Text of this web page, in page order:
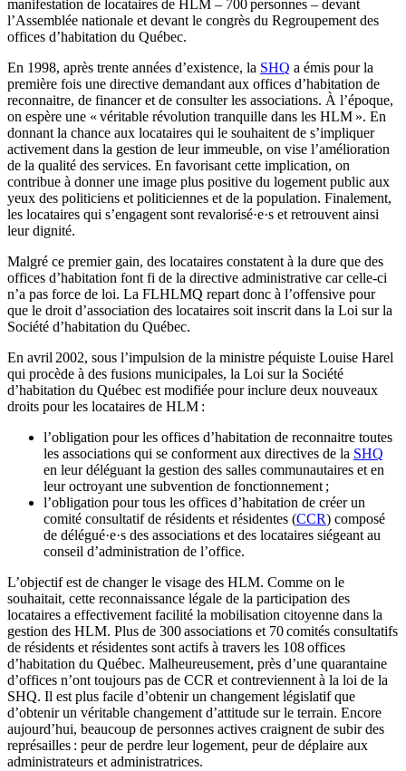
manifestation de locataires de HLM – 700 personnes – devant
l’Assemblée nationale et devant le congrès du Regroupement des
offices d’habitation du Québec.
En 1998, après trente années d’existence, la SHQ a émis pour la
première fois une directive demandant aux offices d’habitation de
reconnaitre, de financer et de consulter les associations. À l’époque,
on espère une « véritable révolution tranquille dans les HLM ». En
donnant la chance aux locataires qui le souhaitent de s’impliquer
activement dans la gestion de leur immeuble, on vise l’amélioration
de la qualité des services. En favorisant cette implication, on
contribue à donner une image plus positive du logement public aux
yeux des politiciens et politiciennes et de la population. Finalement,
les locataires qui s’engagent sont revalorisé·e·s et retrouvent ainsi
leur dignité.
Malgré ce premier gain, des locataires constatent à la dure que des
offices d’habitation font fi de la directive administrative car celle-ci
n’a pas force de loi. La FLHLMQ repart donc à l’offensive pour
que le droit d’association des locataires soit inscrit dans la Loi sur la
Société d’habitation du Québec.
En avril 2002, sous l’impulsion de la ministre péquiste Louise Harel
qui procède à des fusions municipales, la Loi sur la Société
d’habitation du Québec est modifiée pour inclure deux nouveaux
droits pour les locataires de HLM :
l’obligation pour les offices d’habitation de reconnaitre toutes
les associations qui se conforment aux directives de la SHQ
en leur déléguant la gestion des salles communautaires et en
leur octroyant une subvention de fonctionnement ;
l’obligation pour tous les offices d’habitation de créer un
comité consultatif de résidents et résidentes (CCR) composé
de délégué·e·s des associations et des locataires siégeant au
conseil d’administration de l’office.
L’objectif est de changer le visage des HLM. Comme on le
souhaitait, cette reconnaissance légale de la participation des
locataires a effectivement facilité la mobilisation citoyenne dans la
gestion des HLM. Plus de 300 associations et 70 comités consultatifs
de résidents et résidentes sont actifs à travers les 108 offices
d’habitation du Québec. Malheureusement, près d’une quarantaine
d’offices n’ont toujours pas de CCR et contreviennent à la loi de la
SHQ. Il est plus facile d’obtenir un changement législatif que
d’obtenir un véritable changement d’attitude sur le terrain. Encore
aujourd’hui, beaucoup de personnes actives craignent de subir des
représailles : peur de perdre leur logement, peur de déplaire aux
administrateurs et administratrices.